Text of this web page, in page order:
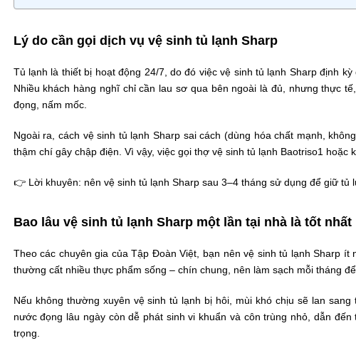
Lý do cần gọi dịch vụ vệ sinh tủ lạnh Sharp
Tủ lạnh là thiết bị hoạt động 24/7, do đó việc vệ sinh tủ lạnh Sharp định
Nhiều khách hàng nghĩ chỉ cần lau sơ qua bên ngoài là đủ, nhưng thực
đọng, nấm mốc.
Ngoài ra, cách vệ sinh tủ lạnh Sharp sai cách (dùng hóa chất mạnh,
thậm chí gây chập điện. Vì vậy, việc gọi thợ vệ sinh tủ lạnh Baotriso1
👉 Lời khuyên: nên vệ sinh tủ lạnh Sharp sau 3–4 tháng sử dụng để giữ tủ
Bao lâu vệ sinh tủ lạnh Sharp một lần tại nhà là tốt nhất
Theo các chuyên gia của Tập Đoàn Việt, bạn nên vệ sinh tủ lạnh Sharp
thường cất nhiều thực phẩm sống – chín chung, nên làm sạch mỗi tháng
Nếu không thường xuyên vệ sinh tủ lạnh bị hôi, mùi khó chịu sẽ lan
nước đọng lâu ngày còn dễ phát sinh vi khuẩn và côn trùng nhỏ, dẫn
trọng.